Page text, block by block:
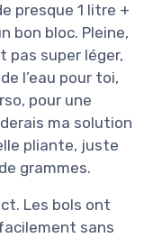
presque 1 litre +
bon bloc. Pleine,
pas super léger,
l’eau pour toi,
pour une
ma solution
pliante, juste
grammes.
Les bols ont
sans